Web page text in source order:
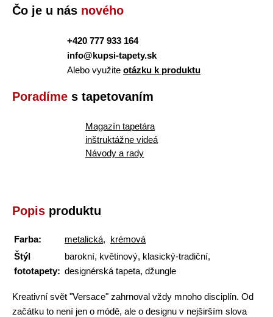
Čo je u nás nového
+420 777 933 164
info@kupsi-tapety.sk
Alebo využite otázku k produktu
Poradíme s tapetovaním
Magazín tapetára
inštruktážne videá
Návody a rady
Popis produktu
Farba: metalická, krémová
Štýl
fototapety:
barokní, květinový, klasický-tradiční,
designérská tapeta, džungle
Kreativní svět "Versace" zahrnoval vždy mnoho disciplín. Od
začátku to není jen o módě, ale o designu v nejširším slova